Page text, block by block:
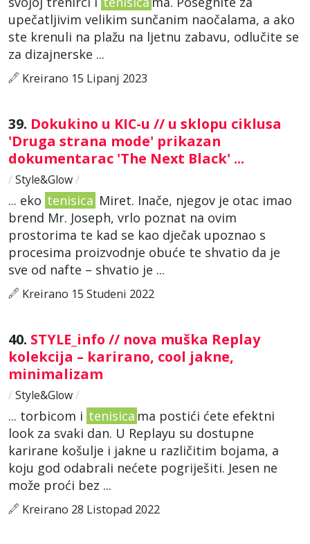
upečatljivim velikim sunčanim naočalama, a ako
ste krenuli na plažu na ljetnu zabavu, odlučite se
za dizajnerske ...
Kreirano 15 Lipanj 2023
39. Dokukino u KIC-u // u sklopu ciklusa
'Druga strana mode' prikazan
dokumentarac 'The Next Black' ...
/ Style&Glow/
... eko tenisica Miret. Inače, njegov je otac imao
brend Mr. Joseph, vrlo poznat na ovim
prostorima te kad se kao dječak upoznao s
procesima proizvodnje obuće te shvatio da je
sve od nafte – shvatio je ...
Kreirano 15 Studeni 2022
40. STYLE_info // nova muška Replay
kolekcija – karirano, cool jakne,
minimalizam
/ Style&Glow/
... torbicom i tenisica ma postići ćete efektni
look za svaki dan. U Replayu su dostupne
karirane košulje i jakne u različitim bojama, a
koju god odabrali nećete pogriješiti. Jesen ne
može proći bez ...
Kreirano 28 Listopad 2022